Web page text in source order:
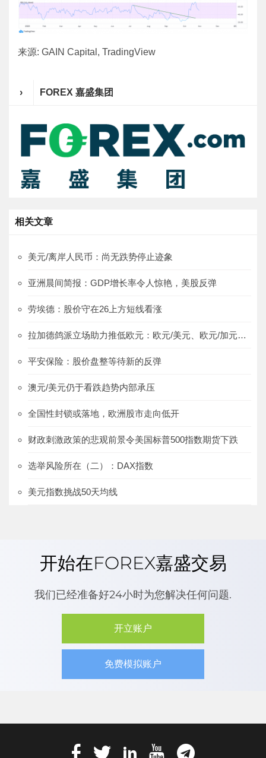
来源: GAIN Capital, TradingView
› FOREX 嘉盛集团
相关文章
美元/离岸人民币：尚无跌势停止迹象
亚洲晨间简报：GDP增长率令人惊艳，美股反弹
劳埃德：股价守在26上方短线看涨
拉加德鸽派立场助力推低欧元：欧元/美元、欧元/加元、欧元/澳元
平安保险：股价盘整等待新的反弹
澳元/美元仍于看跌趋势内部承压
全国性封锁或落地，欧洲股市走向低开
财政刺激政策的悲观前景令美国标普500指数期货下跌
选举风险所在（二）：DAX指数
美元指数挑战50天均线
开始在FOREX嘉盛交易
我们已经准备好24小时为您解决任何问题.
开立账户
免费模拟账户